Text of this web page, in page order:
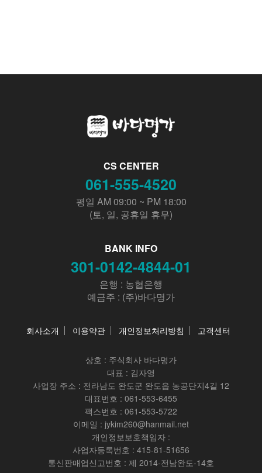
CS CENTER
061-555-4520
평일 AM 09:00 ~ PM 18:00
(토, 일, 공휴일 휴무)
BANK INFO
301-0142-4844-01
은행 : 농협은행
예금주 : (주)바다명가
회사소개 이용약관 개인정보처리방침 고객센터
상호 : 주식회사 바다명가
대표 : 김자영
사업장 주소 : 전라남도 완도군 완도읍 농공단지4길 12
대표번호 : 061-553-6455
팩스번호 : 061-553-5722
이메일 : jykim260@hanmail.net
개인정보보호책임자 :
사업자등록번호 : 415-81-51656
통신판매업신고번호 : 제 2014-전남완도-14호